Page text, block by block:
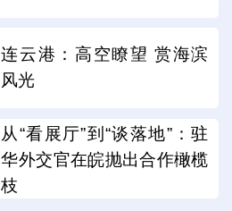
连云港：高空瞭望 赏海滨
风光
从“看展厅”到“谈落地”：驻
华外交官在皖抛出合作橄榄
枝